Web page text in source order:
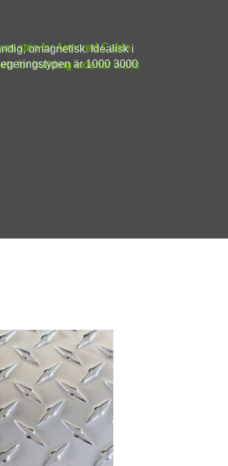
omagnetisk. Idealisk i
för pålitlig prestanda.
2.0, 2.5, 3.0mm(1/8 tums
är 1000 3000